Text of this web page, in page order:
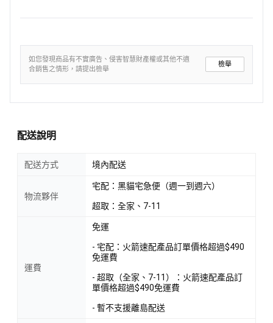
如您發現商品有不實廣告、侵害智慧財產權或其他不適
合銷售之情形，請提出檢舉
檢舉
配送說明
配送方式 境內配送
物流夥伴
宅配：黑貓宅急便（週一到週六）
超取：全家、7-11
運費
免運
- 宅配：火箭速配產品訂單價格超過$490
免運費
- 超取（全家、7-11）：火箭速配產品訂
單價格超過$490免運費
- 暫不支援離島配送